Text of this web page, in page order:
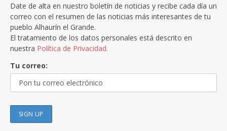
Date de alta en nuestro boletín de noticias y recibe cada día un
correo con el resumen de las noticias más interesantes de tu
pueblo Alhaurín el Grande.
El tratamiento de los datos personales está descrito en
nuestra Política de Privacidad.
Tu correo: